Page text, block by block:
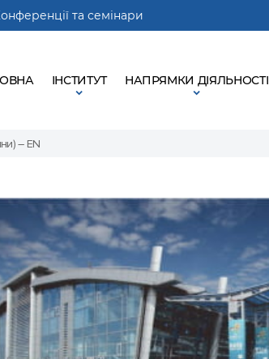
та семінари
ІНСТИТУТ НАПРЯМКИ ДІЯЛЬНОСТІ
– EN